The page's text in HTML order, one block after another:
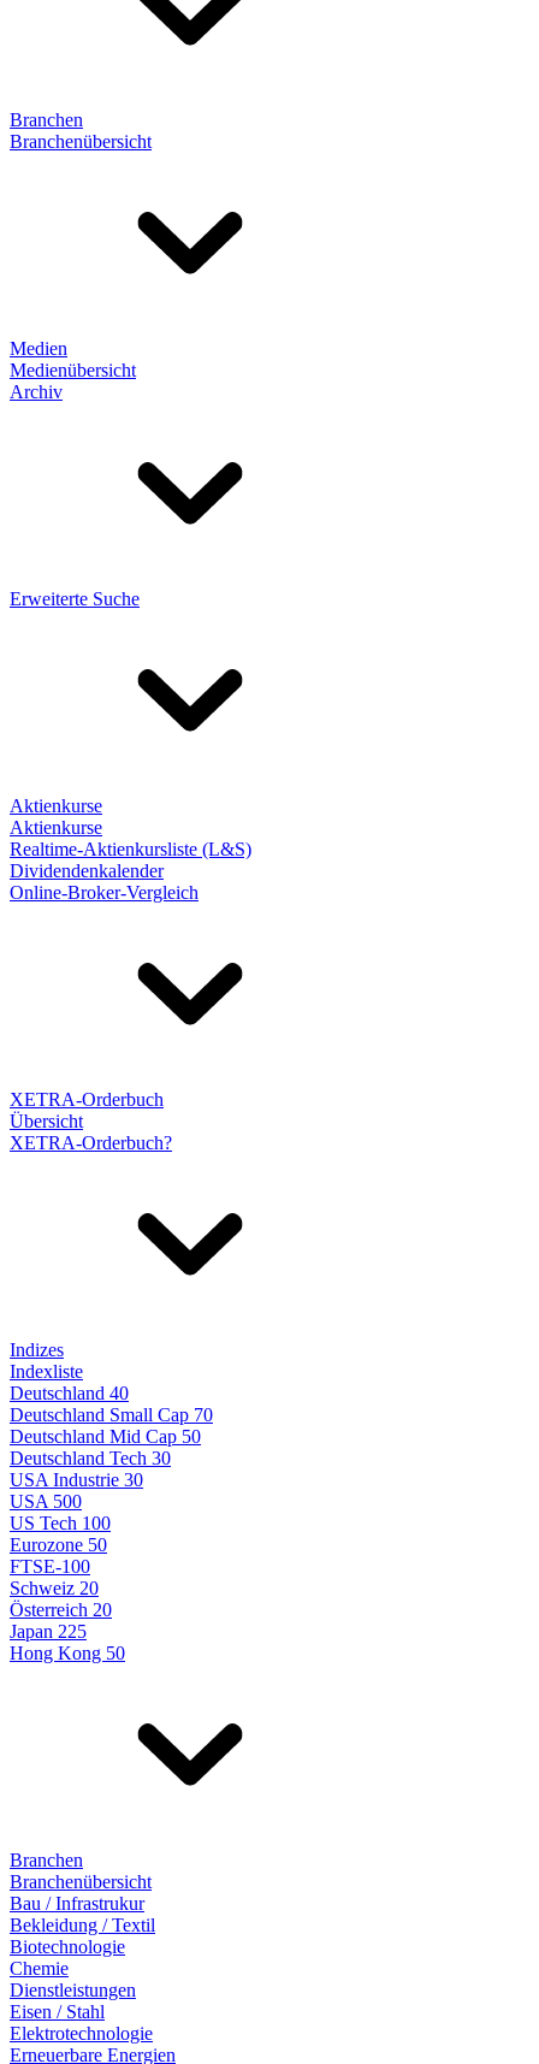
Branchen
Branchenübersicht
Medien
Medienübersicht
Archiv
Erweiterte Suche
Aktienkurse
Aktienkurse
Realtime-Aktienkursliste (L&S)
Dividendenkalender
Online-Broker-Vergleich
XETRA-Orderbuch
Übersicht
XETRA-Orderbuch?
Indizes
Indexliste
Deutschland 40
Deutschland Small Cap 70
Deutschland Mid Cap 50
Deutschland Tech 30
USA Industrie 30
USA 500
US Tech 100
Eurozone 50
FTSE-100
Schweiz 20
Österreich 20
Japan 225
Hong Kong 50
Branchen
Branchenübersicht
Bau / Infrastrukur
Bekleidung / Textil
Biotechnologie
Chemie
Dienstleistungen
Eisen / Stahl
Elektrotechnologie
Erneuerbare Energien